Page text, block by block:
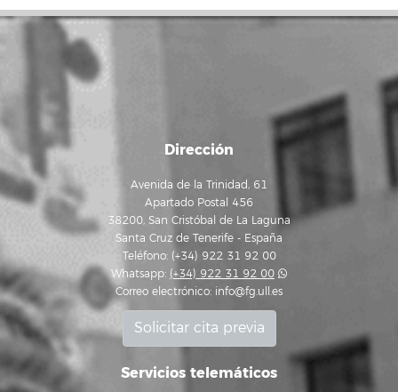
Dirección
Avenida de la Trinidad, 61
Apartado Postal 456
38200, San Cristóbal de La Laguna
Santa Cruz de Tenerife - España
Teléfono: (+34) 922 31 92 00
Whatsapp: (+34) 922 31 92 00
Correo electrónico: info@fg.ull.es
Solicitar cita previa
Servicios telemáticos